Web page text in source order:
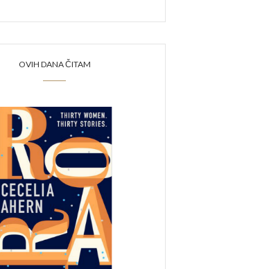
OVIH DANA ČITAM